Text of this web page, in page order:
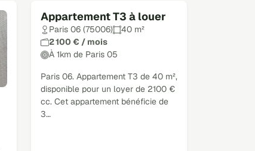
Appartement T3 à louer
Paris 06 (75006)
40 m²
2 100 € / mois
À 1km de Paris 05
Paris 06. Appartement T3 de 40 m²,
disponible pour un loyer de 2100 €
cc. Cet appartement bénéficie de
3…